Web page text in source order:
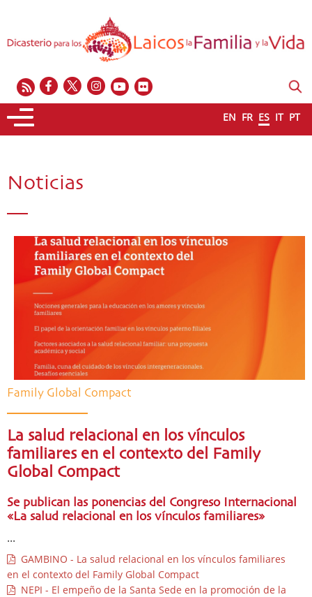
EN FR ES IT PT
Noticias
Family Global Compact
La salud relacional en los vínculos
familiares en el contexto del Family
Global Compact
Se publican las ponencias del Congreso Internacional
«La salud relacional en los vínculos familiares»
...
GAMBINO - La salud relacional en los vínculos familiares
en el contexto del Family Global Compact
NEPI - El empeño de la Santa Sede en la promoción de la